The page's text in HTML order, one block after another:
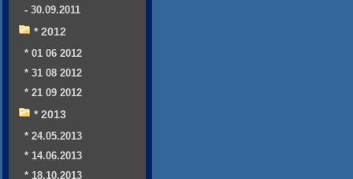
- 30.09.2011
* 2012
* 01 06 2012
* 31 08 2012
* 21 09 2012
* 2013
* 24.05.2013
* 14.06.2013
* 18.10.2013